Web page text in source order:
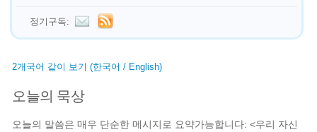
정기구독:
2개국어 같이 보기 (한국어 / English)
오늘의 묵상
오늘의 말씀은 매우 단순한 메시지로 요약가능합니다: <우리 자신